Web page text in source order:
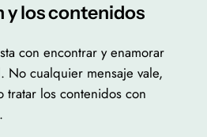
y los contenidos
con encontrar y enamorar
No cualquier mensaje vale,
tratar los contenidos con